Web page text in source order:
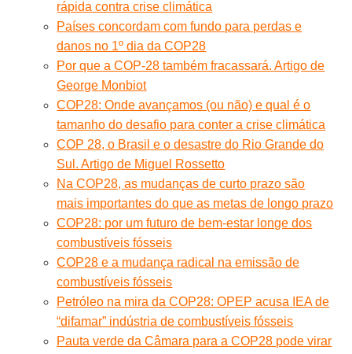
rápida contra crise climática
Países concordam com fundo para perdas e
danos no 1º dia da COP28
Por que a COP-28 também fracassará. Artigo de
George Monbiot
COP28: Onde avançamos (ou não) e qual é o
tamanho do desafio para conter a crise climática
COP 28, o Brasil e o desastre do Rio Grande do
Sul. Artigo de Miguel Rossetto
Na COP28, as mudanças de curto prazo são
mais importantes do que as metas de longo prazo
COP28: por um futuro de bem-estar longe dos
combustíveis fósseis
COP28 e a mudança radical na emissão de
combustíveis fósseis
Petróleo na mira da COP28: OPEP acusa IEA de
“difamar” indústria de combustíveis fósseis
Pauta verde da Câmara para a COP28 pode virar